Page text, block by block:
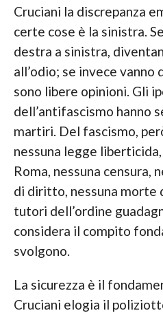
Cruciani la discrepanza
certe cose è la sinistra.
destra a sinistra,
all’odio; se invece vanno
sono libere opinioni. Gli
dell’antifascismo hanno
martiri. Del fascismo,
nessuna legge
Roma, nessuna censura,
di diritto, nessuna morte
tutori dell’ordine
considera il compito
svolgono.
La sicurezza è il
Cruciani elogia il